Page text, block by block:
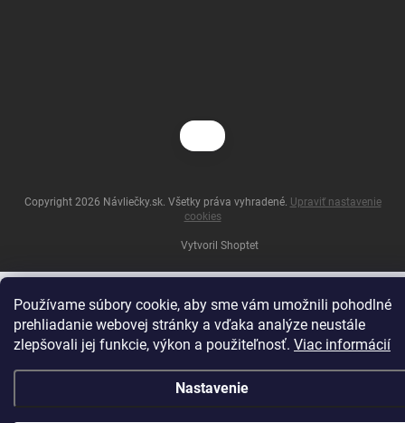
Používame súbory cookie, aby sme vám umožnili pohodlné
prehliadanie webovej stránky a vďaka analýze neustále
zlepšovali jej funkcie, výkon a použiteľnosť. Viac informácií
Nastavenie
Vytvoril Shoptet
Copyright 2026 Návliečky.sk. Všetky práva vyhradené. Upraviť nastavenie
cookies